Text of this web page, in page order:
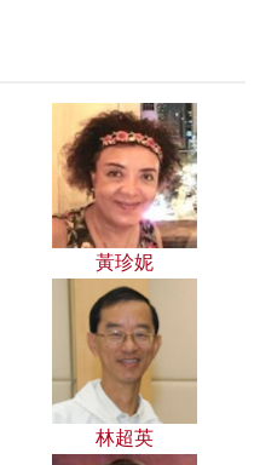
黃珍妮
林超英